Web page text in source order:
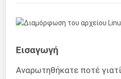
Εισαγωγή
Αναρωτηθήκατε ποτέ